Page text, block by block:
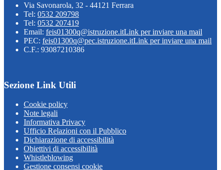
Via Savonarola, 32 - 44121 Ferrara
Tel: 0532 209798
Tel: 0532 207419
Email: feis01300q@istruzione.itLink per inviare una mail
PEC: feis01300q@pec.istruzione.itLink per inviare una mail
C.F.: 93087210386
Sezione Link Utili
Cookie policy
Note legali
Informativa Privacy
Ufficio Relazioni con il Pubblico
Dichiarazione di accessibilità
Obiettivi di accessibilità
Whistleblowing
Gestione consensi cookie